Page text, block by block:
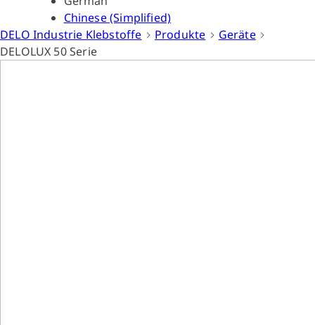
Chinese (Simplified)
DELO Industrie Klebstoffe
Produkte
Geräte
DELOLUX 50 Serie